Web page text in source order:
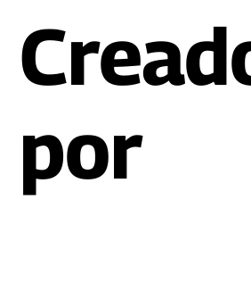
Creado